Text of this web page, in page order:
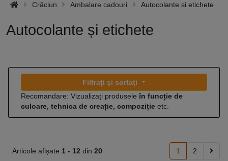
Crăciun Ambalare cadouri Autocolante și etichete
Autocolante și etichete
Filtrați și sortați
Recomandare: Vizualizați produseleîn funcție de
culoare, tehnica de creație, compoziție etc.
Articole afișate 1 - 12 din 20 1 2